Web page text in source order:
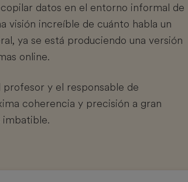
datos en el entorno informal de
visión increíble de cuánto habla un
ya se está produciendo una versión
online.
y el responsable de
coherencia y precisión a gran
imbatible.